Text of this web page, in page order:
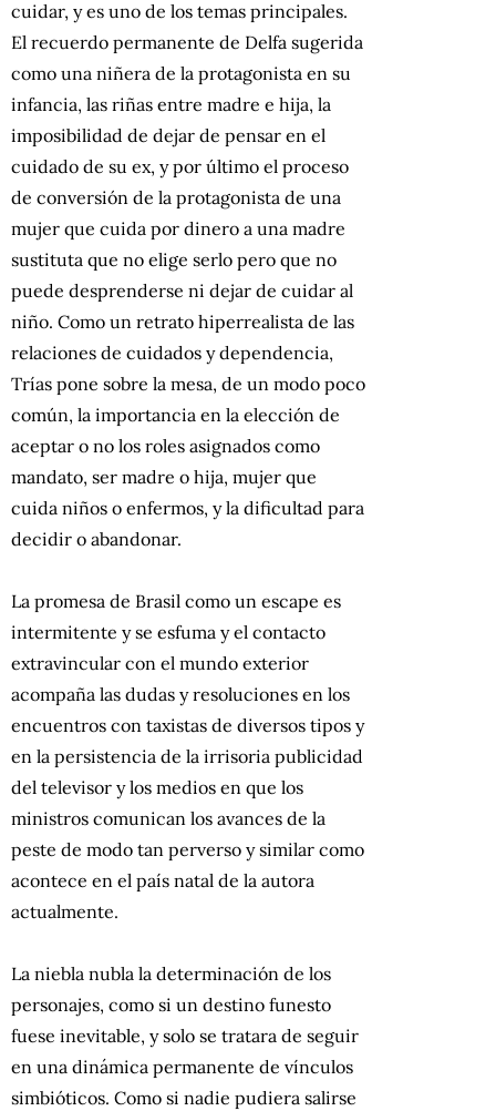
cuidar, y es uno de los temas principales.
El recuerdo permanente de Delfa sugerida
como una niñera de la protagonista en su
infancia, las riñas entre madre e hija, la
imposibilidad de dejar de pensar en el
cuidado de su ex, y por último el proceso
de conversión de la protagonista de una
mujer que cuida por dinero a una madre
sustituta que no elige serlo pero que no
puede desprenderse ni dejar de cuidar al
niño. Como un retrato hiperrealista de las
relaciones de cuidados y dependencia,
Trías pone sobre la mesa, de un modo poco
común, la importancia en la elección de
aceptar o no los roles asignados como
mandato, ser madre o hija, mujer que
cuida niños o enfermos, y la dificultad para
decidir o abandonar.
La promesa de Brasil como un escape es
intermitente y se esfuma y el contacto
extravincular con el mundo exterior
acompaña las dudas y resoluciones en los
encuentros con taxistas de diversos tipos y
en la persistencia de la irrisoria publicidad
del televisor y los medios en que los
ministros comunican los avances de la
peste de modo tan perverso y similar como
acontece en el país natal de la autora
actualmente.
La niebla nubla la determinación de los
personajes, como si un destino funesto
fuese inevitable, y solo se tratara de seguir
en una dinámica permanente de vínculos
simbióticos. Como si nadie pudiera salirse